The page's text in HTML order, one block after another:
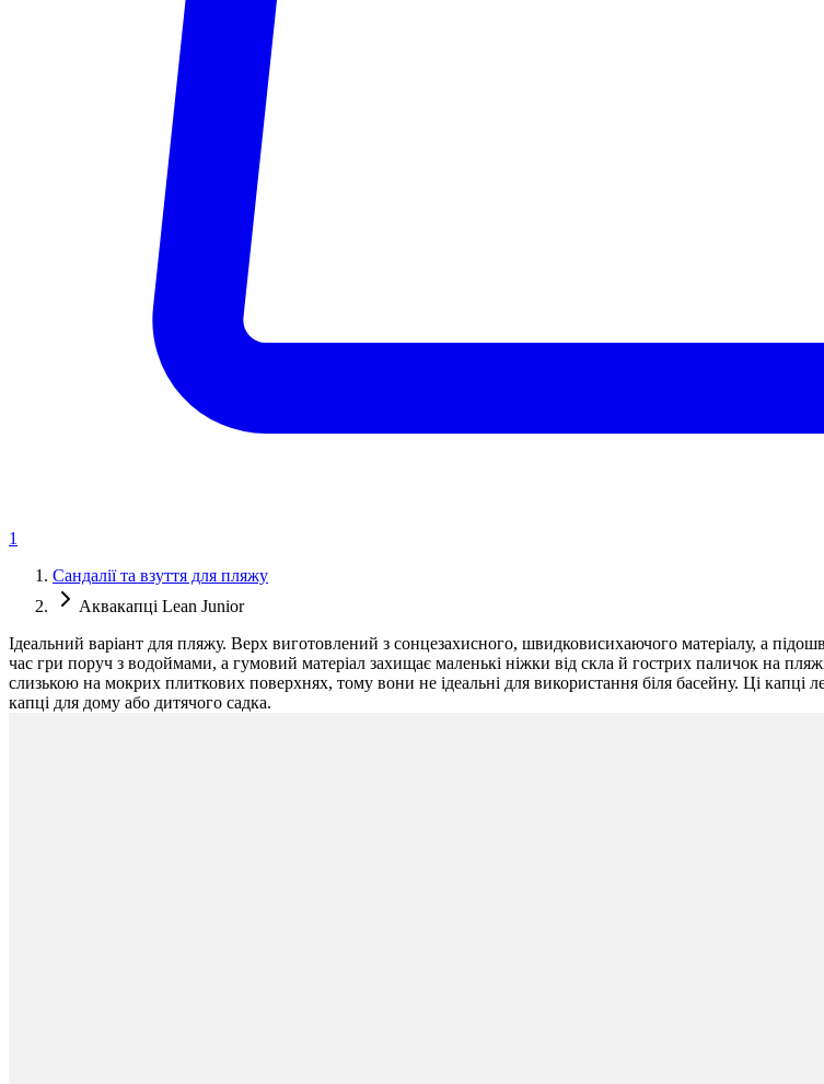
1
Сандалії та взуття для пляжу
Аквакапці Lean Junior
Ідеальний варіант для пляжу. Верх виготовлений з сонцезахисного, швидковисихаючого матеріалу, а
час гри поруч з водоймами, а гумовий матеріал захищає маленькі ніжки від скла й гострих паличок на
слизькою на мокрих плиткових поверхнях, тому вони не ідеальні для використання біля басейну. Ці
капці для дому або дитячого садка.